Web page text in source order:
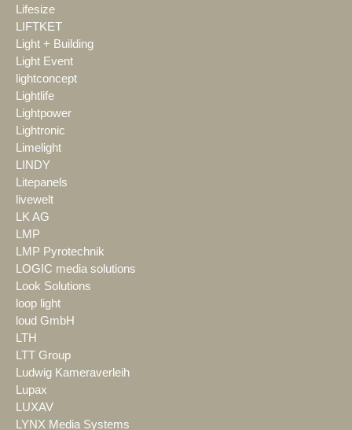
Lifesize
LIFTKET
Light + Building
Light Event
lightconcept
Lightlife
Lightpower
Lightronic
Limelight
LINDY
Litepanels
livewelt
LK AG
LMP
LMP Pyrotechnik
LOGIC media solutions
Look Solutions
loop light
loud GmbH
LTH
LTT Group
Ludwig Kameraverleih
Lupax
LUXAV
LYNX Media Systems